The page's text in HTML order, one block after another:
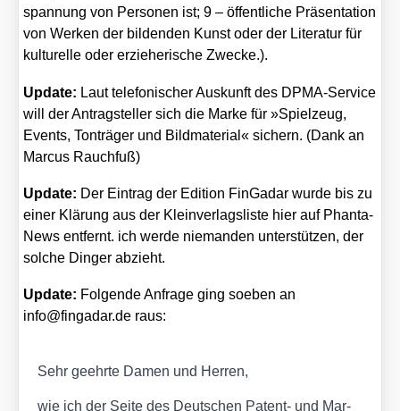
span­nung von Per­so­nen ist; 9 – öffent­li­che Prä­sen­ta­ti­on
von Wer­ken der bil­den­den Kunst oder der Lite­ra­tur für
kul­tu­rel­le oder erzie­he­ri­sche Zwe­cke.).
Update: Laut tele­fo­ni­scher Aus­kunft des DPMA-Ser­vice
will der Antrag­stel­ler sich die Mar­ke für »Spiel­zeug,
Events, Ton­trä­ger und Bild­ma­te­ri­al« sichern. (Dank an
Mar­cus Rauch­fuß)
Update: Der Ein­trag der Edi­ti­on Fin­Ga­dar wur­de bis zu
einer Klä­rung aus der Klein­ver­lags­lis­te hier auf Phan­ta­
News ent­fernt. ich wer­de nie­man­den unter­stüt­zen, der
sol­che Din­ger abzieht.
Update: Fol­gen­de Anfra­ge ging soeben an
info@fingadar.de raus:
Sehr geehr­te Damen und Her­ren,
wie ich der Sei­te des Deut­schen Patent- und Mar­